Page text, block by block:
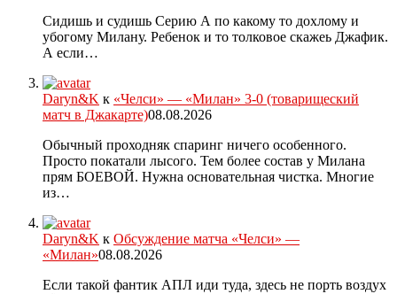
Сидишь и судишь Серию А по какому то дохлому и
убогому Милану. Ребенок и то толковое скажеь Джафик.
А если…
Daryn&K к «Челси» — «Милан» 3-0 (товарищеский
матч в Джакарте)08.08.2026
Обычный проходняк спаринг ничего особенного.
Просто покатали лысого. Тем более состав у Милана
прям БОЕВОЙ. Нужна основательная чистка. Многие
из…
Daryn&K к Обсуждение матча «Челси» —
«Милан»08.08.2026
Если такой фантик АПЛ иди туда, здесь не порть воздух